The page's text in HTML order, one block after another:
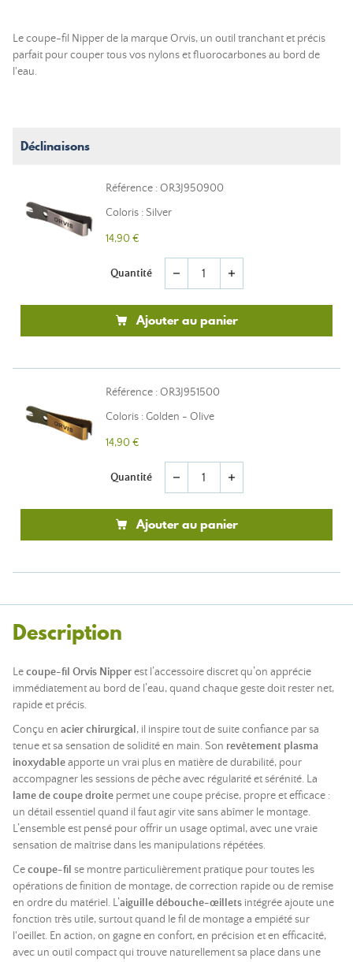
Le coupe-fil Nipper de la marque Orvis, un outil tranchant et précis
parfait pour couper tous vos nylons et fluorocarbones au bord de
l'eau.
Déclinaisons
Référence : OR3J950900
Coloris : Silver
14,90 €
Quantité remove add
Ajouter au panier
Référence : OR3J951500
Coloris : Golden - Olive
14,90 €
Quantité remove add
Ajouter au panier
Description
Lecoupe-fil Orvis Nipperest l’accessoire discret qu’on apprécie
immédiatement au bord de l’eau, quand chaque geste doit rester net,
rapide et précis.
Conçu en acier chirurgical , il inspire tout de suite confiance par sa
tenue et sa sensation de solidité en main. Son revêtement plasma
inoxydableapporte un vrai plus en matière de durabilité, pour
accompagner les sessions de pêche avec régularité et sérénité. La
lame de coupe droite permet une coupe précise, propre et efficace :
un détail essentiel quand il faut agir vite sans abîmer le montage.
L’ensemble est pensé pour offrir un usage optimal, avec une vraie
sensation de maîtrise dans les manipulations répétées.
Cecoupe-fil se montre particulièrement pratique pour toutes les
opérations de finition de montage, de correction rapide ou de remise
en ordre du matériel. L’aiguille débouche-œillets intégrée ajoute une
fonction très utile, surtout quand le fil de montage a empiété sur
l'oeillet. En action, on gagne en confort, en précision et en efficacité,
avec un outil compact qui trouve naturellement sa place dans une